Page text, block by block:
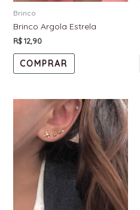
Brinco
Brinco Argola Estrela
R$12,90
COMPRAR